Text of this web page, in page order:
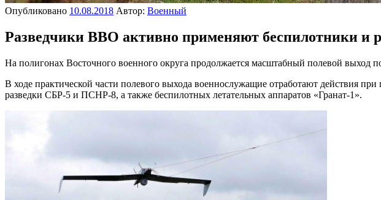
Опубликовано 10.08.2018 Автор: Военный
Разведчики ВВО активно применяют беспилотники и
На полигонах Восточного военного округа продолжается масштабный полевой выход
В ходе практической части полевого выхода военнослужащие отработают действия
разведки СБР-5 и ПСНР-8, а также беспилотных летательных аппаратов «Гранат-1».